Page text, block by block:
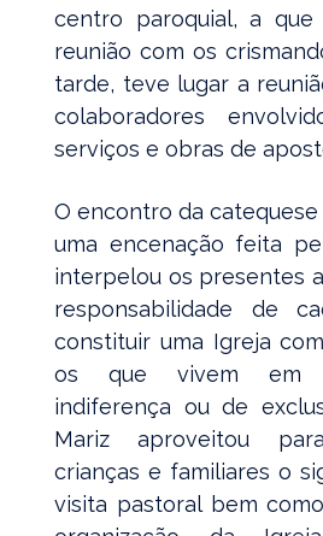
centro paroquial, a que
reunião com os
tarde, teve lugar a
colaboradores
serviços e obras de
O encontro da
uma encenação feita
interpelou os presentes
responsabilidade de
constituir uma Igreja
os que vivem em
indiferença ou de
Mariz aproveitou
crianças e familiares o
visita pastoral bem